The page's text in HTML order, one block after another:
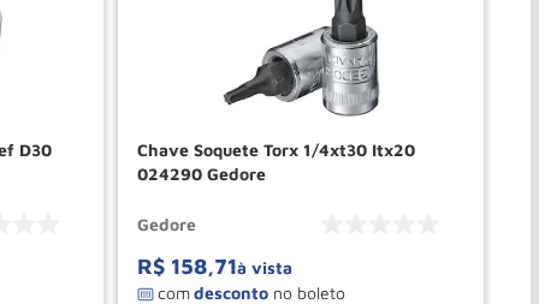
D30
Chave Soquete Torx 1/4xt30 Itx20
024290 Gedore
Gedore
R$ 158,71à vista